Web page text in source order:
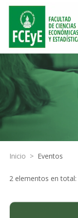
Inicio > Eventos
2 elementos en total: